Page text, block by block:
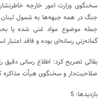
سخنگوی وزارت امور خارجه
جنگ در همه جبهه‌ها به شمول لبنان
جمله موضوع مواد غنی شده یا
گمانه‌زنی رسانه‌ای بوده و فاقد اعتبار
بقائی تصریح کرد: اطلاع رسانی
صلاحیت‌دار و سخنگوی هیأت مذاکره
بازدیدها: 5